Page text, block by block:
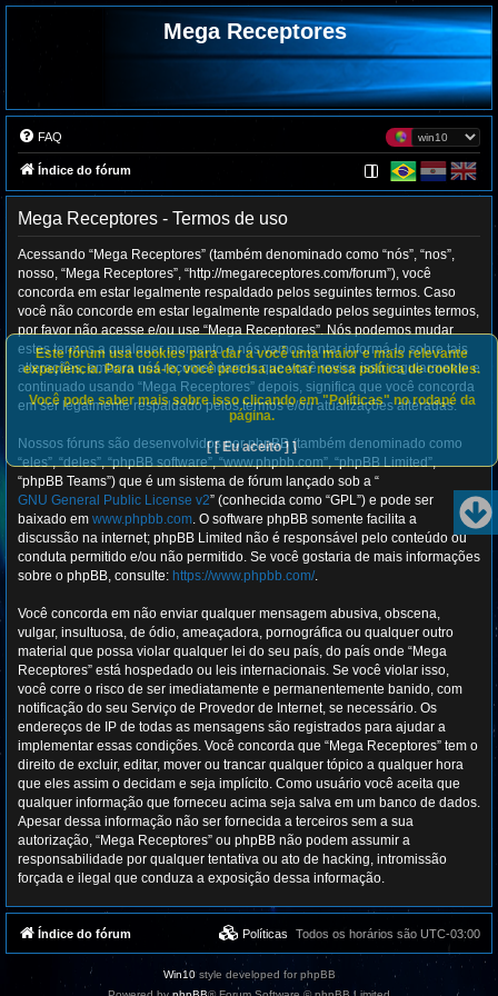
Mega Receptores
FAQ
Índice do fórum
Mega Receptores - Termos de uso
Acessando “Mega Receptores” (também denominado como “nós”, “nos”,
nosso, “Mega Receptores”, “http://megareceptores.com/forum”), você
concorda em estar legalmente respaldado pelos seguintes termos. Caso
você não concorde em estar legalmente respaldado pelos seguintes termos,
por favor não acesse e/ou use “Mega Receptores”. Nós podemos mudar
estes termos a qualquer momento e nós vamos tentar informá-lo sobre tais
alterações, embora nós recomendamos que você revise isso regularmente e
continuado usando “Mega Receptores” depois, significa que você concorda
em ser legalmente respaldado pelos termos e/ou atualizações alteradas.
Nossos fóruns são desenvolvidos por phpBB (também denominado como
“eles”, “deles”, “phpBB software”, “www.phpbb.com”, “phpBB Limited”,
“phpBB Teams”) que é um sistema de fórum lançado sob a “
GNU General Public License v2” (conhecida como “GPL”) e pode ser
baixado em www.phpbb.com. O software phpBB somente facilita a
discussão na internet; phpBB Limited não é responsável pelo conteúdo ou
conduta permitido e/ou não permitido. Se você gostaria de mais informações
sobre o phpBB, consulte: https://www.phpbb.com/.
Você concorda em não enviar qualquer mensagem abusiva, obscena,
vulgar, insultuosa, de ódio, ameaçadora, pornográfica ou qualquer outro
material que possa violar qualquer lei do seu país, do país onde “Mega
Receptores” está hospedado ou leis internacionais. Se você violar isso,
você corre o risco de ser imediatamente e permanentemente banido, com
notificação do seu Serviço de Provedor de Internet, se necessário. Os
endereços de IP de todas as mensagens são registrados para ajudar a
implementar essas condições. Você concorda que “Mega Receptores” tem o
direito de excluir, editar, mover ou trancar qualquer tópico a qualquer hora
que eles assim o decidam e seja implícito. Como usuário você aceita que
qualquer informação que forneceu acima seja salva em um banco de dados.
Apesar dessa informação não ser fornecida a terceiros sem a sua
autorização, “Mega Receptores” ou phpBB não podem assumir a
responsabilidade por qualquer tentativa ou ato de hacking, intromissão
forçada e ilegal que conduza a exposição dessa informação.
Este fórum usa cookies para dar a você uma maior e mais relevante
experiência. Para usá-lo, você precisa aceitar nossa política de cookies.
Você pode saber mais sobre isso clicando em "Políticas" no rodapé da
página.
[ [ Eu aceito ] ]
Índice do fórum Todos os horários são UTC-03:00
Políticas
Win10style developed for phpBB